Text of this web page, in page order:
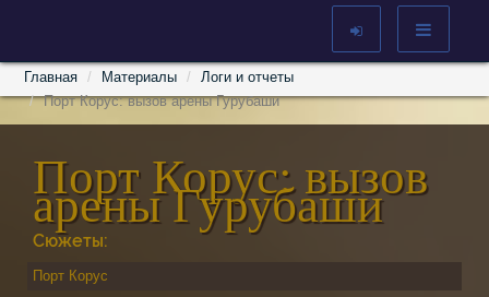
Главная Материалы
Логи и отчеты
Порт Корус: вызов арены Гурубаши
Порт Корус: вызов
арены Гурубаши
Сюжеты:
Порт Корус